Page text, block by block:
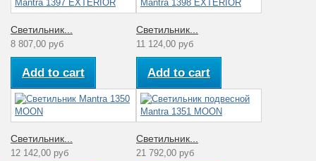
Светильник...
8 807,00 руб
Add to cart
Светильник...
11 124,00 руб
Add to cart
Светильник...
12 142,00 руб
Светильник...
21 792,00 руб